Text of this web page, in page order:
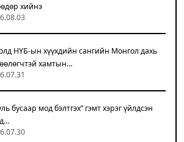
хийнэ
НҮБ-ын хүүхдийн сангийн Монгол дахь
хамтын…
бусаар мод бэлтгэх” гэмт хэрэг үйлдсэн